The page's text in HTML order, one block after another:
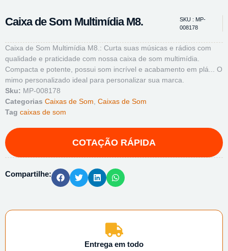
Caixa de Som Multimídia M8.
SKU : MP-
008178
Caixa de Som Multimídia M8.: Curta suas músicas e rádios com
qualidade e praticidade com nossa caixa de som multimídia.
Compacta e potente, possui som incrível e acabamento em plá... O
mimo personalizado ideal para personalizar sua marca.
Sku: MP-008178
Categorias Caixas de Som Caixas de Som
Tag caixas de som
Compartilhe:
Entrega em todo